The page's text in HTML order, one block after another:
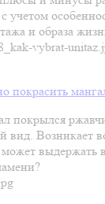
учетом
и образа
покрасить
покрылся
вид. Возникает
выдержать